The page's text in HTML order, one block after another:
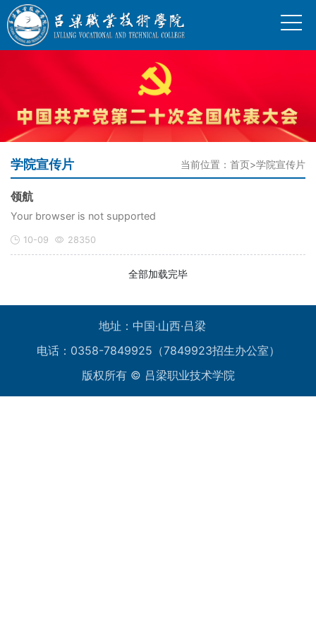
学院宣传片 当前位置： 首页>学院宣传片
领航
Your browser is not supported
10-09 28350
全部加载完毕
地址：中国·山西·吕梁
电话：0358-7849925（7849923招生办公室）
版权所有 © 吕梁职业技术学院